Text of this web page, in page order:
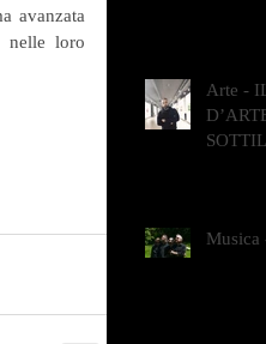
avanzata
nelle loro
Arte - IL CRITICO
Musica